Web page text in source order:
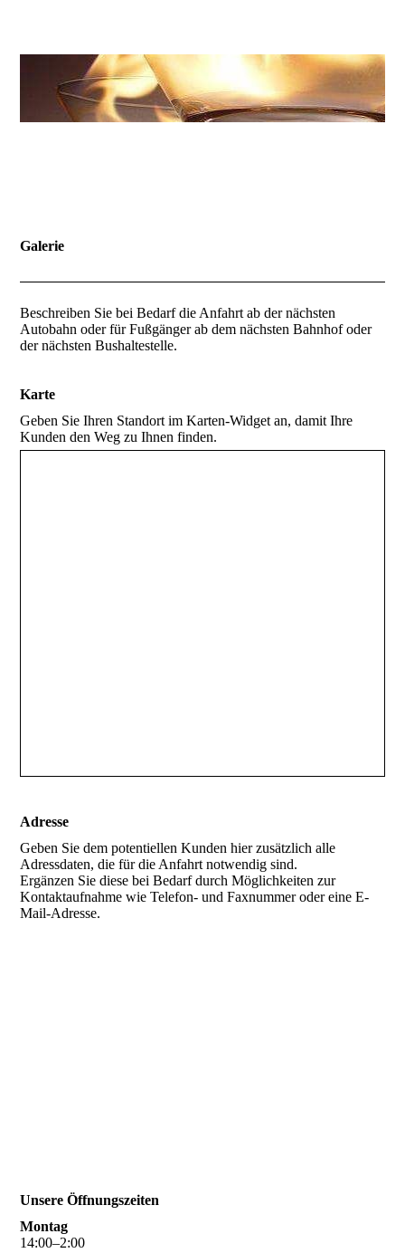
Galerie
Beschreiben Sie bei Bedarf die Anfahrt ab der nächsten
Autobahn oder für Fußgänger ab dem nächsten Bahnhof oder
der nächsten Bushaltestelle.
Karte
Geben Sie Ihren Standort im Karten-Widget an, damit Ihre
Kunden den Weg zu Ihnen finden.
Adresse
Geben Sie dem potentiellen Kunden hier zusätzlich alle
Adressdaten, die für die Anfahrt notwendig sind.
Ergänzen Sie diese bei Bedarf durch Möglichkeiten zur
Kontaktaufnahme wie Telefon- und Faxnummer oder eine E-
Mail-Adresse.
Unsere Öffnungszeiten
Montag
14:00–2:00